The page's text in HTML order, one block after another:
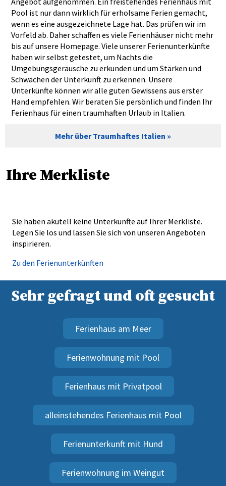
Pool ist nur dann wirklich für erholsame Ferien gemacht,
wenn es eine ausgezeichnete Lage hat. Das prüfen wir im
Vorfeld ab. Daher schaffen es viele Ferienhäuser nicht mehr
bis auf unsere Homepage. Viele unserer Ferienunterkünfte
haben wir selbst getestet, um Nachts die
Umgebungsgeräusche zu erkunden und um Stärken und
Schwächen der Unterkunft zu erkennen. Unsere
Unterkünfte können wir alle guten Gewissens aus erster
Hand empfehlen. Wir beraten Sie persönlich und finden Ihr
Ferienhaus für einen traumhaften Urlaub in Italien.
Mehr über Traumhaftes Italien
Ihre Merkliste
Sie haben akutell keine Unterkünfte auf Ihrer Merkliste.
Legen Sie los und lassen Sie sich von unseren Angeboten
inspirieren.
Zu den Ferienunterkünften
Sehr gefragt und oft gesucht
Ferienhaus am Meer
Ferienwohnung mit Pool
Ferienhaus mit Privatpool
alleinstehendes Ferienhaus mit Pool
Ferienunterkunft mit Hund
Ferienwohnung im Weingut